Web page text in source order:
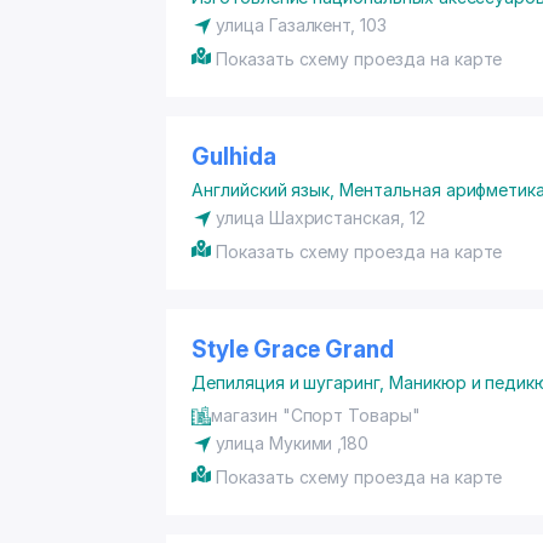
улица Газалкент, 103
Показать схему проезда на карте
Gulhida
Английский язык ,Ментальная арифметика
улица Шахристанская, 12
Показать схему проезда на карте
Style Grace Grand
Депиляция и шугаринг, Маникюр и
магазин "Спорт Товары"
улица Мукими ,180
Показать схему проезда на карте